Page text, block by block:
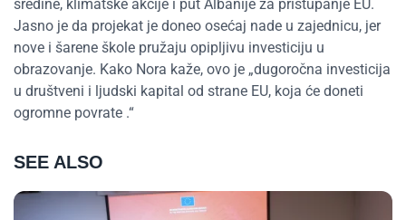
sredine, klimatske akcije i put Albanije za pristupanje EU.
Jasno je da projekat je doneo osećaj nade u zajednicu, jer
nove i šarene škole pružaju opipljivu investiciju u
obrazovanje. Kako Nora kaže, ovo je „dugoročna investicija
u društveni i ljudski kapital od strane EU, koja će doneti
ogromne povrate .“
SEE ALSO